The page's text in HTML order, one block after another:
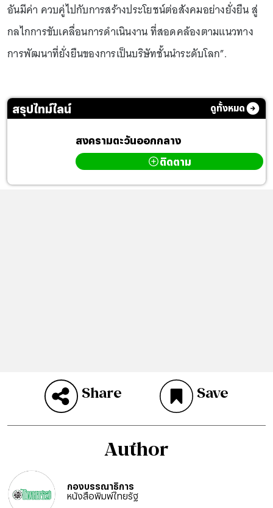
อันมีค่า ควบคู่ไปกับการสร้างประโยชน์ต่อสังคมอย่างยั่งยืน สู่
กลไกการขับเคลื่อนการดําเนินงาน ที่สอดคล้องตามแนวทาง
การพัฒนาที่ยั่งยืนของการเป็นบริษัทชั้นนําระดับโลก”.
สรุปไทม์ไลน์ ดูทั้งหมด
สงครามตะวันออกกลาง
ติดตาม
Share Save
Author
กองบรรณาธิการ
หนังสือพิมพ์ไทยรัฐ